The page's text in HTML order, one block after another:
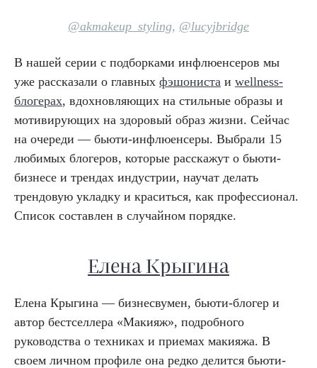
@akmakeup_styling, @lucyjbridge
В нашей серии с подборками инфлюенсеров мы
уже рассказали о главных фэшониста и wellness-
блогерах, вдохновляющих на стильные образы и
мотивирующих на здоровый образ жизни. Сейчас
на очереди — бьюти-инфлюенсеры. Выбрали 15
любимых блогеров, которые расскажут о бьюти-
бизнесе и трендах индустрии, научат делать
трендовую укладку и краситься, как профессионал.
Список составлен в случайном порядке.
Елена Крыгина
Елена Крыгина — бизнесвумен, бьюти-блогер и
автор бестселлера «Макияж», подробного
руководства о техниках и приемах макияжа. В
своем личном профиле она редко делится бьюти-